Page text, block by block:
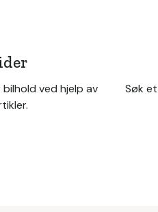
ved hjelp av
Søk